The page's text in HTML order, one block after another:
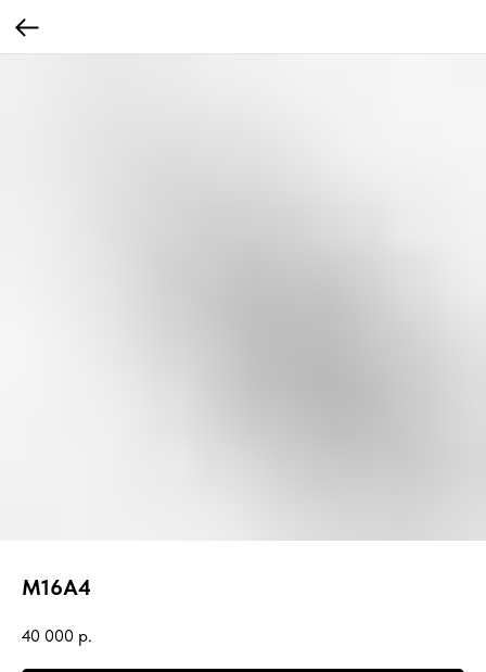
M16A4
40 000 р.